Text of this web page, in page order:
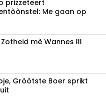
prizzeteert
Me gaan op
mè Wannes III
Gròòtste Boer sprikt